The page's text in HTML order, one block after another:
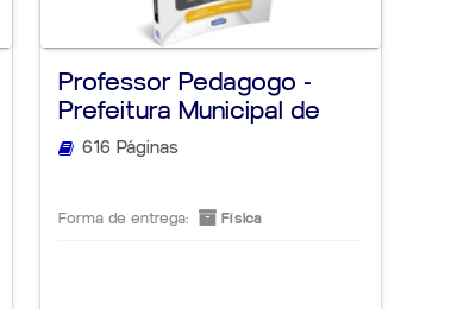
Professor Pedagogo -
Prefeitura Municipal de
Feira d...
616 Páginas
Forma de entrega: Física